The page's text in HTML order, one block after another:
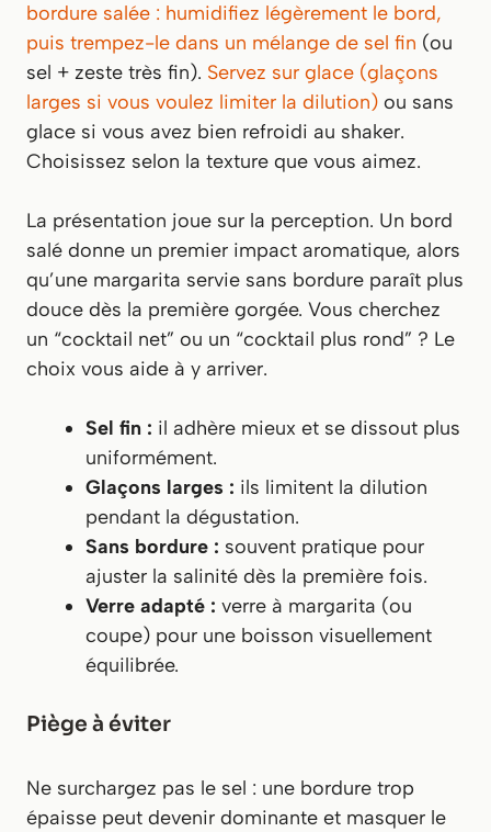
bordure salée : humidifiez légèrement le bord,
puis trempez-le dans un mélange de sel fin (ou
sel + zeste très fin). Servez sur glace (glaçons
larges si vous voulez limiter la dilution) ou sans
glace si vous avez bien refroidi au shaker.
Choisissez selon la texture que vous aimez.
La présentation joue sur la perception. Un bord
salé donne un premier impact aromatique, alors
qu’une margarita servie sans bordure paraît plus
douce dès la première gorgée. Vous cherchez
un “cocktail net” ou un “cocktail plus rond” ? Le
choix vous aide à y arriver.
Sel fin : il adhère mieux et se dissout plus
uniformément.
Glaçons larges : ils limitent la dilution
pendant la dégustation.
Sans bordure : souvent pratique pour
ajuster la salinité dès la première fois.
Verre adapté : verre à margarita (ou
coupe) pour une boisson visuellement
équilibrée.
Piège à éviter
Ne surchargez pas le sel : une bordure trop
épaisse peut devenir dominante et masquer le